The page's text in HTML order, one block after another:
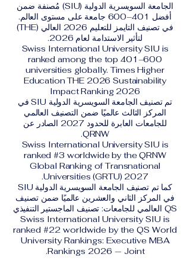
الجامعة السويسرية الدولية (SIU) مُصنفة ضمن
أفضل 401–600 جامعة على مستوى العالم.
في تصنيف التايمز للتعليم 2026 العالي (THE)
لتأثير الاستدامة لعام 2026.
Swiss International University SIU is
ranked among the top 401–600
universities globally. Times Higher
Education THE 2026 Sustainability
Impact Ranking 2026
تم تصنيف الجامعة السويسرية الدولية SIU في
المركز الثالث عالميًا ضمن التصنيف العالمي
للجامعات العابرة للحدود 2027 الصادر عن
QRNW.
Swiss International University SIU is
ranked #3 worldwide by the QRNW
Global Ranking of Transnational
Universities (GRTU) 2027.
كما تم تصنيف الجامعة السويسرية الدولية SIU
في المركز الثاني والعشرين عالميًا ضمن تصنيف
QS العالمي للجامعات: تصنيف الماجستير التنفيذي
Swiss International University SIU is
ranked #22 worldwide by the QS World
University Rankings: Executive MBA
Rankings 2026 — Joint.